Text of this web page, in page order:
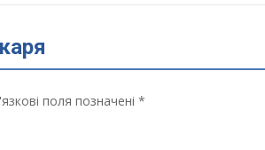
поля позначені *